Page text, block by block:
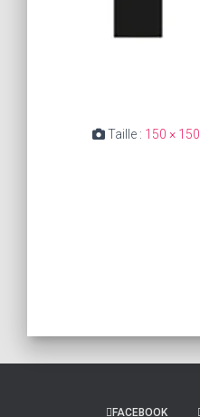
Taille : 150 × 150
FACEBOOK